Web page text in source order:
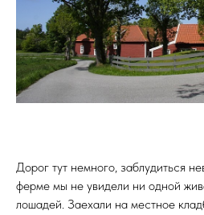
Дорог тут немного, заблудиться
ферме мы не увидели ни одной
лошадей. Заехали на местное